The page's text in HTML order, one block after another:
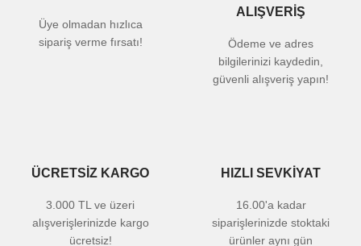
Üye olmadan hızlıca
sipariş verme fırsatı!
ALIŞVERİŞ
Ödeme ve adres
bilgilerinizi kaydedin,
güvenli alışveriş yapın!
ÜCRETSİZ KARGO
3.000 TL ve üzeri
alışverişlerinizde kargo
ücretsiz!
HIZLI SEVKİYAT
16.00'a kadar
siparişlerinizde stoktaki
ürünler aynı gün